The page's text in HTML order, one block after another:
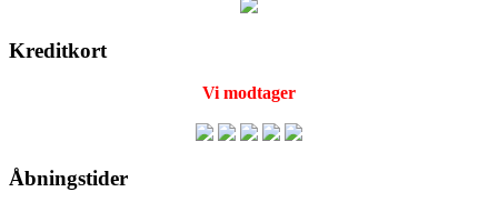
Kreditkort
Vi modtager
Åbningstider